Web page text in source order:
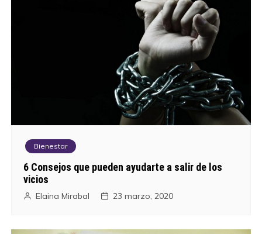
Bienestar
6 Consejos que pueden ayudarte a salir de los
vicios
Elaina Mirabal 23 marzo, 2020